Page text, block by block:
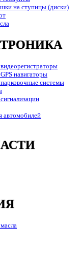
на ступицы (диски)
навигаторы
системы
автомобилей